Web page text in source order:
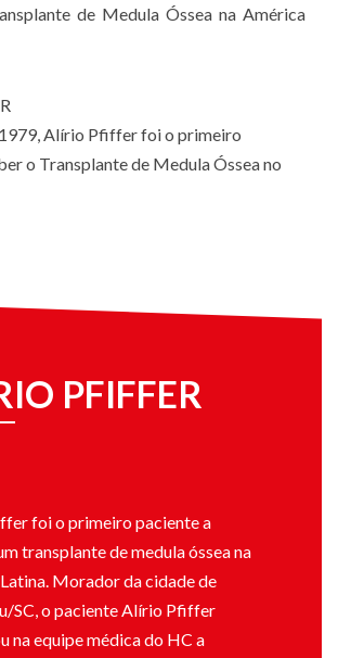
de Medula Óssea na América
Alírio Pfiffer foi o primeiro
o Transplante de Medula Óssea no
PFIFFER​
foi o primeiro paciente a
transplante de medula óssea na
Morador da cidade de
SC, o paciente Alírio Pfiffer
na equipe médica do HC a